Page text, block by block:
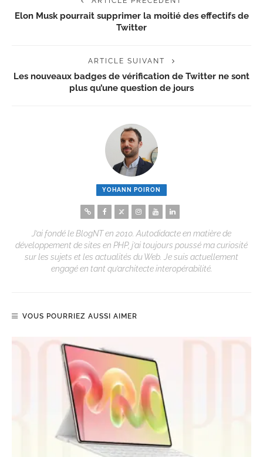
Elon Musk pourrait supprimer la moitié des effectifs de
Twitter
ARTICLE SUIVANT
Les nouveaux badges de vérification de Twitter ne sont
plus qu’une question de jours
YOHANN POIRON
J’ai fondé le BlogNT en 2010. Autodidacte en matière de
développement de sites en PHP, j’ai toujours poussé ma curiosité
sur les sujets et les actualités du Web. Je suis actuellement
engagé en tant qu’architecte interopérabilité.
VOUS POURRIEZ AUSSI AIMER